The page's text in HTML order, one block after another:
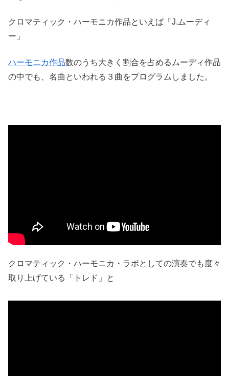
クロマティック・ハーモニカ作品といえば「J.ムーディ
ー」
ハーモニカ作品数のうち大きく割合を占めるムーディ作品
の中でも、名曲といわれる３曲をプログラムしました。
クロマティック・ハーモニカ・ラボとしての演奏でも度々
取り上げている「トレド」と